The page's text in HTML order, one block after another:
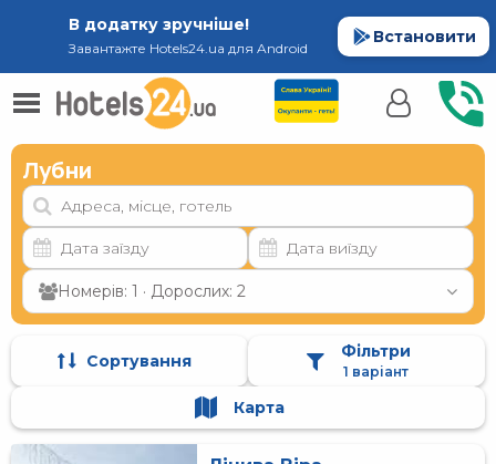
В додатку зручніше!
Завантажте Hotels24.ua для Android
Встановити
Лубни
Номерів: 1 · Дорослих: 2
Сортування Фільтри
1 варіант
Карта